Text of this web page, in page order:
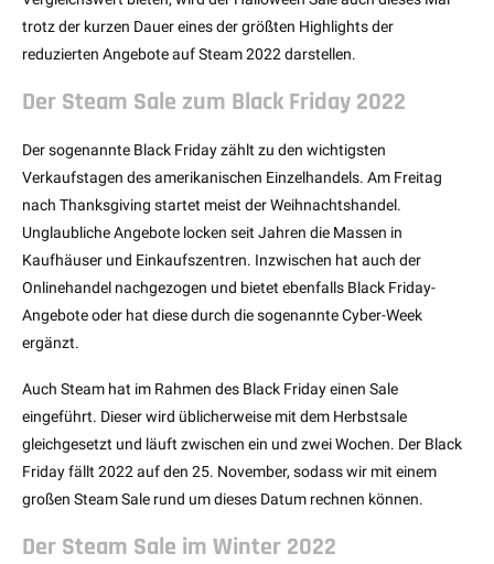
trotz der kurzen Dauer eines der größten Highlights der
reduzierten Angebote auf Steam 2022 darstellen.
Der Steam Sale zum Black Friday 2022
Der sogenannte Black Friday zählt zu den wichtigsten
Verkaufstagen des amerikanischen Einzelhandels. Am Freitag
nach Thanksgiving startet meist der Weihnachtshandel.
Unglaubliche Angebote locken seit Jahren die Massen in
Kaufhäuser und Einkaufszentren. Inzwischen hat auch der
Onlinehandel nachgezogen und bietet ebenfalls Black Friday-
Angebote oder hat diese durch die sogenannte Cyber-Week
ergänzt.
Auch Steam hat im Rahmen des Black Friday einen Sale
eingeführt. Dieser wird üblicherweise mit dem Herbstsale
gleichgesetzt und läuft zwischen ein und zwei Wochen. Der Black
Friday fällt 2022 auf den 25. November, sodass wir mit einem
großen Steam Sale rund um dieses Datum rechnen können.
Der Steam Sale im Winter 2022